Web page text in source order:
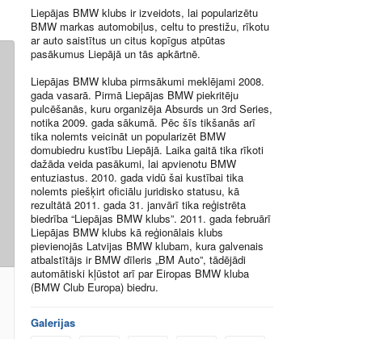
Liepājas BMW klubs ir izveidots, lai popularizētu
BMW markas automobiļus, celtu to prestižu, rīkotu
ar auto saistītus un citus kopīgus atpūtas
pasākumus Liepājā un tās apkārtnē.
Liepājas BMW kluba pirmsākumi meklējami 2008.
gada vasarā. Pirmā Liepājas BMW piekritēju
pulcēšanās, kuru organizēja Absurds un 3rd Series,
notika 2009. gada sākumā. Pēc šīs tikšanās arī
tika nolemts veicināt un popularizēt BMW
domubiedru kustību Liepājā. Laika gaitā tika rīkoti
dažāda veida pasākumi, lai apvienotu BMW
entuziastus. 2010. gada vidū šai kustībai tika
nolemts piešķirt oficiālu juridisko statusu, kā
rezultātā 2011. gada 31. janvārī tika reģistrēta
biedrība “Liepājas BMW klubs”. 2011. gada februārī
Liepājas BMW klubs kā reģionālais klubs
pievienojās Latvijas BMW klubam, kura galvenais
atbalstītājs ir BMW dīleris „BM Auto”, tādējādi
automātiski kļūstot arī par Eiropas BMW kluba
(BMW Club Europa) biedru.
Galerijas